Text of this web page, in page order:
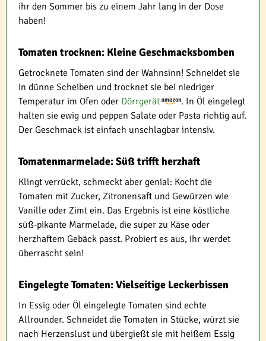
ihr den Sommer bis zu einem Jahr lang in der Dose
haben!
Tomaten trocknen: Kleine Geschmacksbomben
Getrocknete Tomaten sind der Wahnsinn! Schneidet sie
in dünne Scheiben und trocknet sie bei niedriger
Temperatur im Ofen oder Dörrgerät
. In Öl eingelegt
halten sie ewig und peppen Salate oder Pasta richtig auf.
Der Geschmack ist einfach unschlagbar intensiv.
Tomatenmarmelade: Süß trifft herzhaft
Klingt verrückt, schmeckt aber genial: Kocht die
Tomaten mit Zucker, Zitronensaft und Gewürzen wie
Vanille oder Zimt ein. Das Ergebnis ist eine köstliche
süß-pikante Marmelade, die super zu Käse oder
herzhaftem Gebäck passt. Probiert es aus, ihr werdet
überrascht sein!
Eingelegte Tomaten: Vielseitige Leckerbissen
In Essig oder Öl eingelegte Tomaten sind echte
Allrounder. Schneidet die Tomaten in Stücke, würzt sie
nach Herzenslust und übergießt sie mit heißem Essig